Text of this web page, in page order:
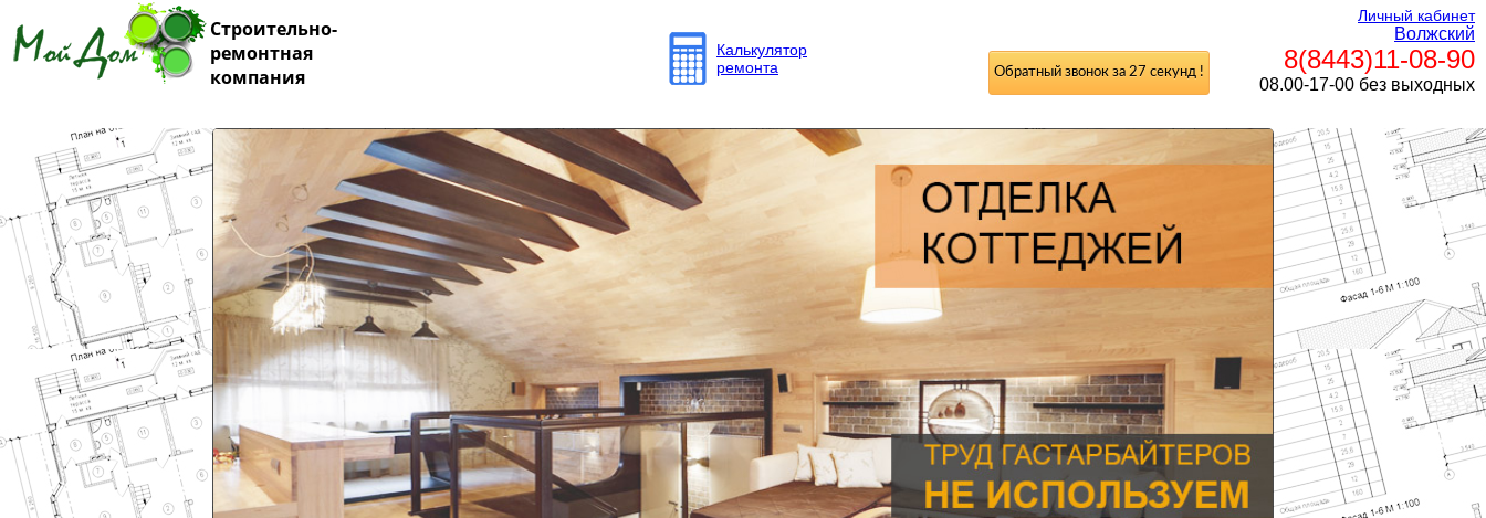
Строительно-
ремонтная
компания
Калькулятор
ремонта
Личный кабинет
Волжский
8(8443)11-08-90
08.00-17-00 без выходных
Обратный звонок за 27 секунд !